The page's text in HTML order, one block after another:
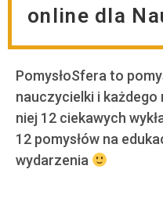
online dla
PomysłoSfera to
nauczycielki i
niej 12 ciekawych
12 pomysłów na
wydarzenia